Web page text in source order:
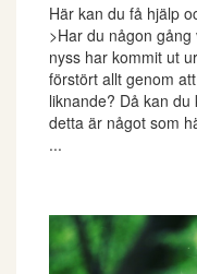
Här kan du få hjälp
>Har du någon
nyss har kommit ut
förstört allt genom
liknande? Då kan
detta är något som
...